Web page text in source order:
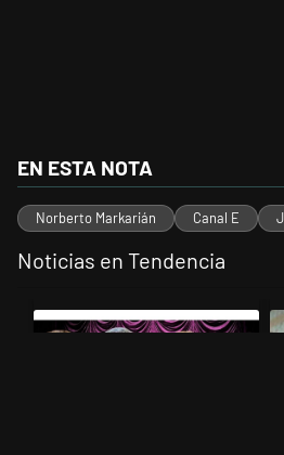
EN ESTA NOTA
Norberto Markarián Canal E
Noticias en Tendencia
Un artículo de tendencia con el título